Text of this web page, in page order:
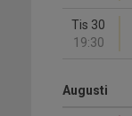
Tis 30
19:30
Augusti